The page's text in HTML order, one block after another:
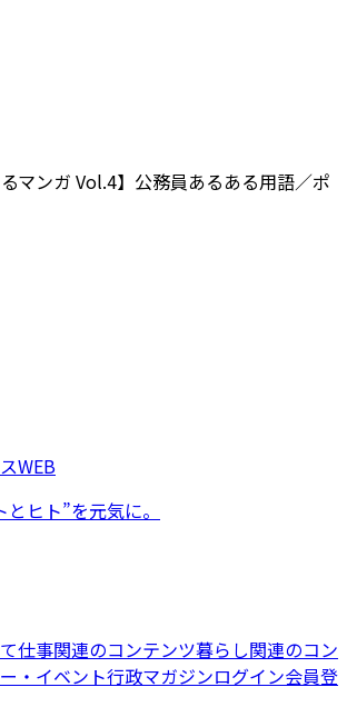
るマンガ Vol.4】公務員あるある用語／ポ
ヒト”を元気に。
仕事関連のコンテンツ暮らし関連のコン
・イベント行政マガジンログイン会員登